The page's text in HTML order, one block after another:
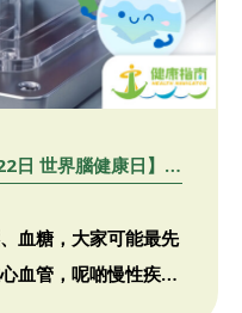
日 世界腦健康日】
。
血糖，大家可能最先
血管，呢啲慢性疾病